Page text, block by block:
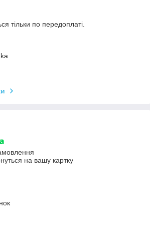
тільки по передоплаті.
на вашу картку